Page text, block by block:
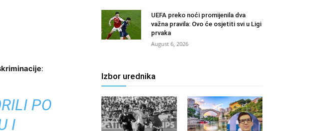
:
PO
I
UEFA preko noći promijenila dva
važna pravila: Ovo će osjetiti svi u Ligi
prvaka
August 6, 2026
Izbor urednika